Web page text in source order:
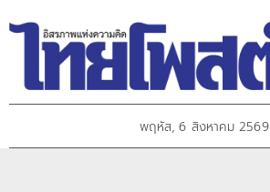
พฤหัส, 6 สิงหาคม 2569